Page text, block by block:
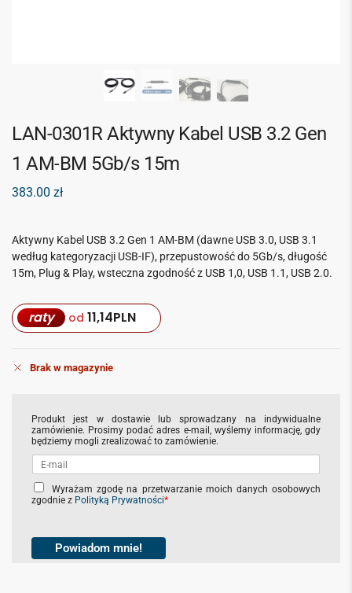
LAN-0301R Aktywny Kabel USB 3.2 Gen
1 AM-BM 5Gb/s 15m
383.00 zł
Aktywny Kabel USB 3.2 Gen 1 AM-BM (dawne USB 3.0, USB 3.1
według kategoryzacji USB-IF), przepustowość do 5Gb/s, długość
15m, Plug & Play, wsteczna zgodność z USB 1,0, USB 1.1, USB 2.0.
raty od 11,14PLN
Brak w magazynie
Produkt jest w dostawie lub sprowadzany na indywidualne
zamówienie. Prosimy podać adres e-mail, wyślemy informację, gdy
będziemy mogli zrealizować to zamówienie.
C
h
b
Wyrażam zgodę na przetwarzanie moich danych osobowych
zgodnie z Polityką Prywatności*
Powiadom mnie!